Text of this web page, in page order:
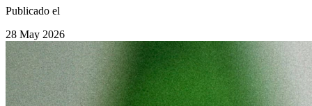
Publicado el
28 May 2026